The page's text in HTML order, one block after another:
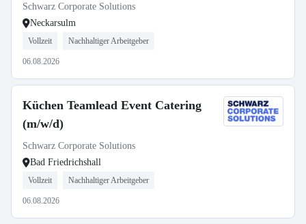
Schwarz Corporate Solutions
Neckarsulm
Vollzeit Nachhaltiger Arbeitgeber
06.08.2026
Küchen Teamlead Event Catering
(m/w/d)
Schwarz Corporate Solutions
Bad Friedrichshall
Vollzeit Nachhaltiger Arbeitgeber
06.08.2026